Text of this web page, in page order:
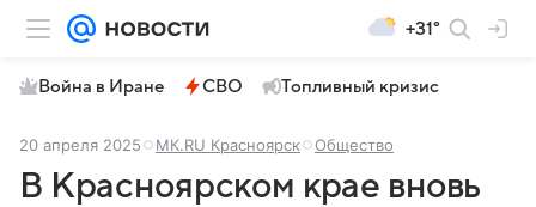
+31°
Война в Иране СВО Топливный кризис
20 апреля 2025 МК.RU Красноярск Общество
В Красноярском крае вновь